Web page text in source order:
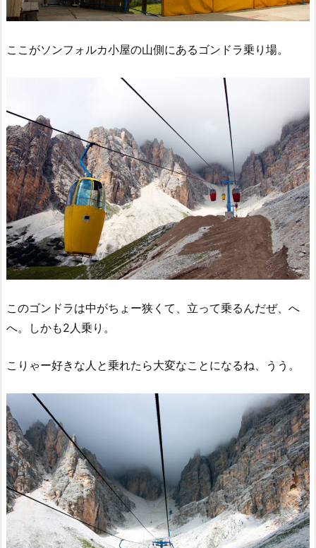
ここがソンフォルカ小屋の山側にあるゴンドラ乗り場。
このゴンドラは中がちょー狭くて、立って乗るんだぜ、へ
へ。しかも2人乗り。
こりゃー好きな人と乗れたら大変なことになるね、うう。